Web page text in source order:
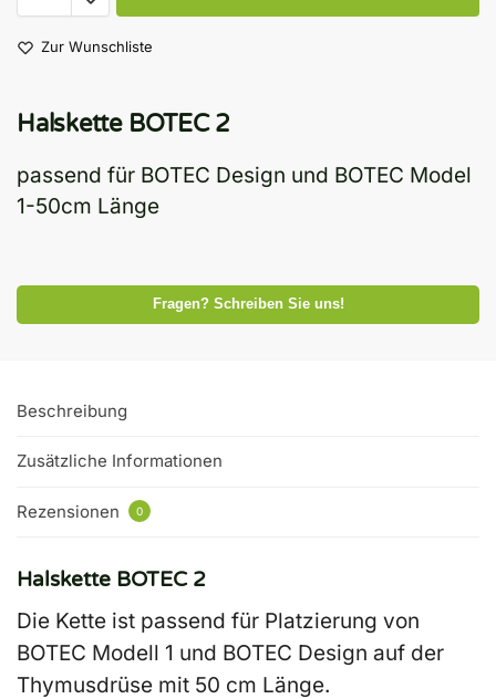
Zur Wunschliste
Halskette BOTEC 2
passend für BOTEC Design und BOTEC Model
1-50cm Länge
Fragen? Schreiben Sie uns!
Beschreibung
Zusätzliche Informationen
Rezensionen 0
Halskette BOTEC 2
Die Kette ist passend für Platzierung von
BOTEC Modell 1 und BOTEC Design auf der
Thymusdrüse mit 50 cm Länge.